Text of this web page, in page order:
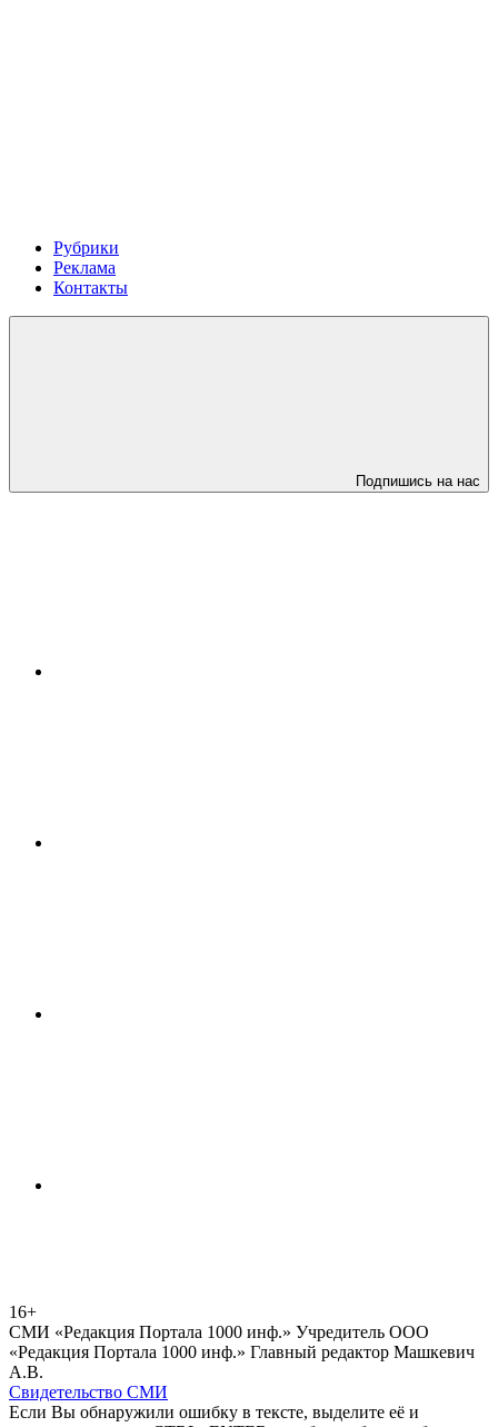
Рубрики
Реклама
Контакты
Подпишись на нас
16+
СМИ «Редакция Портала 1000 инф.» Учредитель ООО
«Редакция Портала 1000 инф.» Главный редактор Машкевич
А.В.
Свидетельство СМИ
Если Вы обнаружили ошибку в тексте, выделите её и